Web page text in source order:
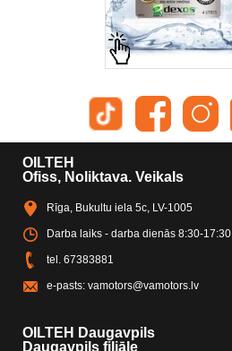
OILTEH
Ofiss, Noliktava. Veikals
Rīga, Bukultu iela 5c, LV-1005
Darba laiks - darba dienās 8:30-17:30
tel. 67383881
e-pasts: vamotors@vamotors.lv
OILTEH Daugavpils
Daugavpils filiāle